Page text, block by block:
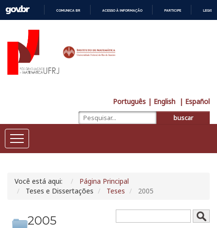
COMUNICA BR ACESSO À INFORMAÇÃO PARTICIPE
Português | English | Español
buscar
Você está aqui:
Página Principal
Teses e Dissertações
Teses 2005
2005